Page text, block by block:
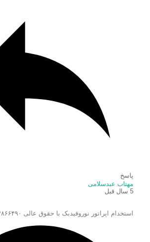
پاسخ
مهتاب عبدسلامی
5 سال قبل
استخدام اپراتور نوروفیدبک با حقوق عالی ۰۲۱۴۴۸۶۶۴۹۰